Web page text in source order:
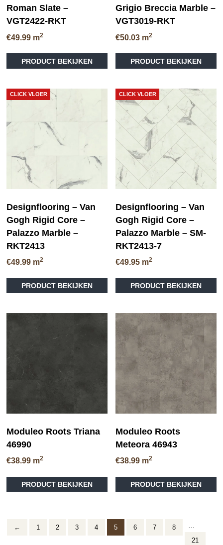
Roman Slate –
VGT2422-RKT
€49.99 m2
PRODUCT BEKIJKEN
Grigio Breccia Marble –
VGT3019-RKT
€50.03 m2
PRODUCT BEKIJKEN
CLICK VLOER
Designflooring – Van
Gogh Rigid Core –
Palazzo Marble –
RKT2413
€49.99 m2
PRODUCT BEKIJKEN
CLICK VLOER
Designflooring – Van
Gogh Rigid Core –
Palazzo Marble – SM-
RKT2413-7
€49.95 m2
PRODUCT BEKIJKEN
Moduleo Roots Triana
46990
€38.99 m2
PRODUCT BEKIJKEN
Deze
optie
Moduleo Roots
Meteora 46943
€38.99 m2
PRODUCT BEKIJKEN
← 1 2 3 4 5 6 7 8
21